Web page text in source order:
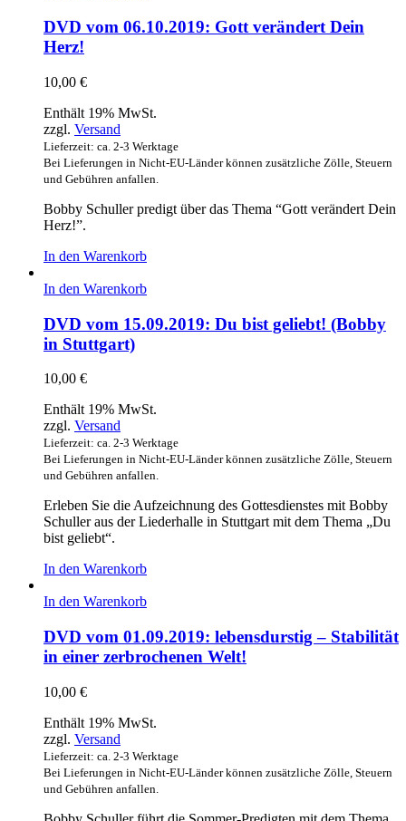
DVD vom 06.10.2019: Gott verändert Dein
Herz!
10,00 €
Enthält 19% MwSt.
zzgl. Versand
Lieferzeit: ca. 2-3 Werktage
Bei Lieferungen in Nicht-EU-Länder können zusätzliche Zölle, Steuern
und Gebühren anfallen.
Bobby Schuller predigt über das Thema “Gott verändert Dein
Herz!”.
In den Warenkorb
In den Warenkorb
DVD vom 15.09.2019: Du bist geliebt! (Bobby
in Stuttgart)
10,00 €
Enthält 19% MwSt.
zzgl. Versand
Lieferzeit: ca. 2-3 Werktage
Bei Lieferungen in Nicht-EU-Länder können zusätzliche Zölle, Steuern
und Gebühren anfallen.
Erleben Sie die Aufzeichnung des Gottesdienstes mit Bobby
Schuller aus der Liederhalle in Stuttgart mit dem Thema „Du
bist geliebt“.
In den Warenkorb
In den Warenkorb
DVD vom 01.09.2019: lebensdurstig – Stabilität
in einer zerbrochenen Welt!
10,00 €
Enthält 19% MwSt.
zzgl. Versand
Lieferzeit: ca. 2-3 Werktage
Bei Lieferungen in Nicht-EU-Länder können zusätzliche Zölle, Steuern
und Gebühren anfallen.